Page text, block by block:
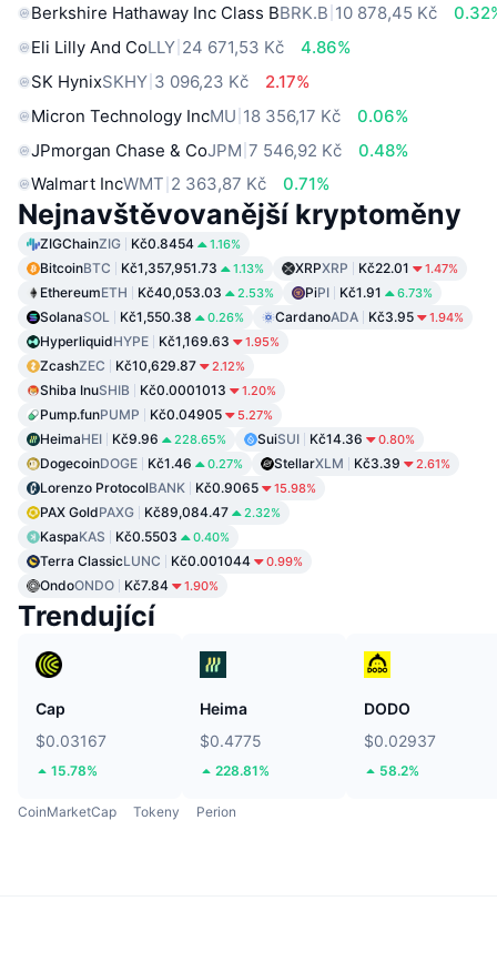
Berkshire Hathaway Inc Class BBRK.B 10 878,45 Kč
Eli Lilly And CoLLY 24 671,53 Kč
4.86%
SK HynixSKHY 3 096,23 Kč
2.17%
Micron Technology IncMU 18 356,17 Kč
0.06%
JPmorgan Chase & CoJPM 7 546,92 Kč
0.48%
Walmart IncWMT 2 363,87 Kč 0.71%
Nejnavštěvovanější kryptoměny
ZIGChainZIG Kč0.8454 1.16%
BitcoinBTC Kč1,357,951.73 1.13% XRPXRP Kč22.01 1.47%
EthereumETH Kč40,053.03 2.53% PiPI Kč1.91 6.73%
SolanaSOL Kč1,550.38 0.26% CardanoADA Kč3.95 1.94%
HyperliquidHYPE Kč1,169.63 1.95%
ZcashZEC Kč10,629.87 2.12%
Shiba InuSHIB Kč0.0001013 1.20%
Pump.funPUMP Kč0.04905 5.27%
HeimaHEI Kč9.96 228.65% SuiSUI Kč14.36 0.80%
DogecoinDOGE Kč1.46 0.27% StellarXLM Kč3.39 2.61%
Lorenzo ProtocolBANK Kč0.9065 15.98%
PAX GoldPAXG Kč89,084.47 2.32%
KaspaKAS Kč0.5503 0.40%
Terra ClassicLUNC Kč0.001044 0.99%
OndoONDO Kč7.84 1.90%
Trendující
Cap
$0.03167
15.78%
Heima
$0.4775
228.81%
DODO
$0.02937
58.2%
CoinMarketCap Tokeny Perion